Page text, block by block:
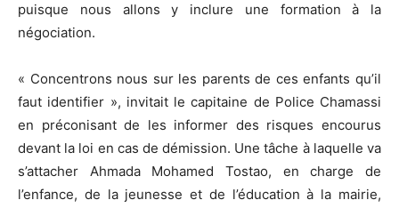
puisque nous allons y inclure une formation à la
négociation.
« Concentrons nous sur les parents de ces enfants qu’il
faut identifier », invitait le capitaine de Police Chamassi
en préconisant de les informer des risques encourus
devant la loi en cas de démission. Une tâche à laquelle va
s’attacher Ahmada Mohamed Tostao, en charge de
l’enfance, de la jeunesse et de l’éducation à la mairie,